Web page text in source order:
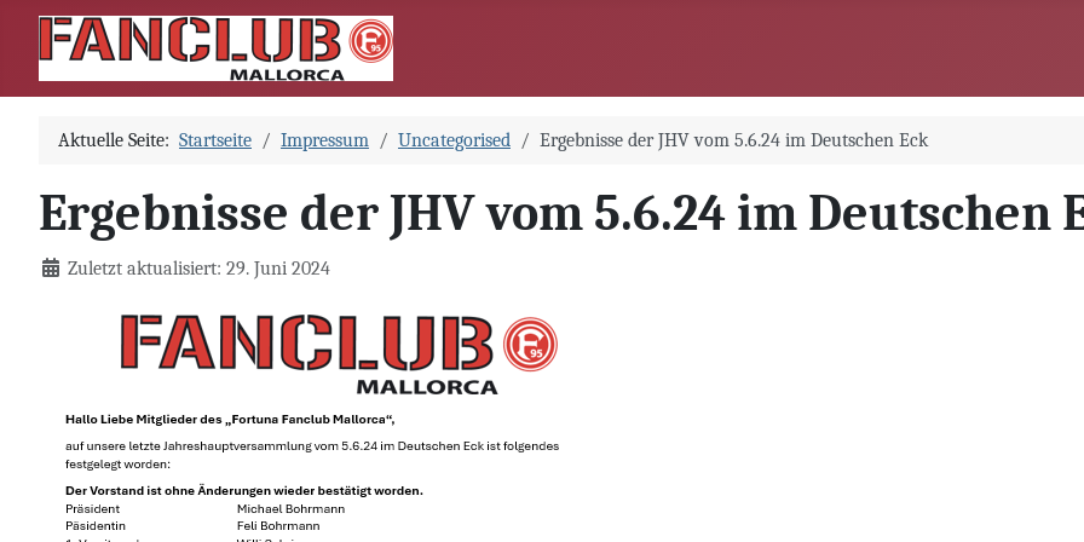
Aktuelle Seite: Startseite Impressum Uncategorised Ergebnisse der JHV vom 5.6.24 im Deutschen Eck
Ergebnisse der JHV vom 5.6.24 im Deutschen
DetailsZuletzt aktualisiert: 29. Juni 2024